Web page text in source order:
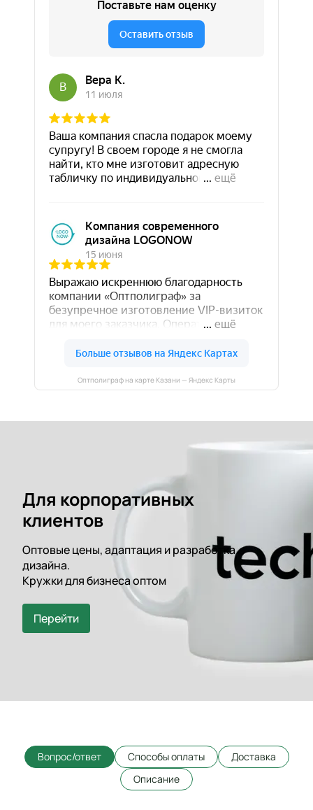
Оптполиграф на карте Казани — Яндекс Карты
Для корпоративных
клиентов
Оптовые цены, адаптация и разработка
дизайна.
Кружки для бизнеса оптом
Перейти
Вопрос/ответ Способы оплаты
Доставка
Описание